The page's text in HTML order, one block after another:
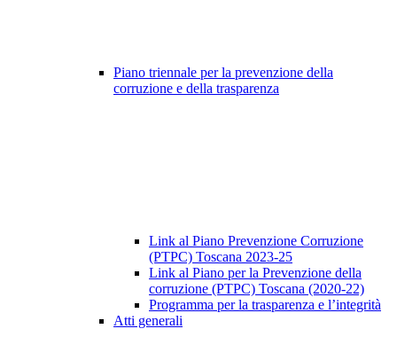
Piano triennale per la prevenzione della
corruzione e della trasparenza
Link al Piano Prevenzione Corruzione
(PTPC) Toscana 2023-25
Link al Piano per la Prevenzione della
corruzione (PTPC) Toscana (2020-22)
Programma per la trasparenza e l’integrità
Atti generali